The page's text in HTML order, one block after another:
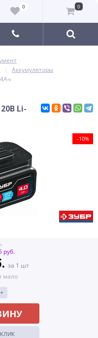
0 0
Аккумуляторы
Li-
-10%
руб.
за 1 шт
мало
+